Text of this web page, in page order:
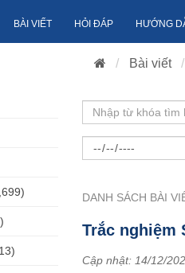
BÀI VIẾT HỎI ĐÁP HƯỚNG
Bài viết
DANH SÁCH BÀI
Trắc nghiệm
Cập nhật: 14/12/